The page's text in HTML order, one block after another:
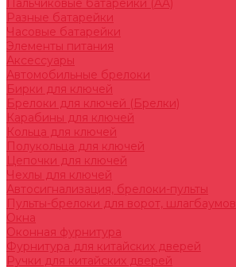
Пальчиковые батарейки (AA)
Разные батарейки
Часовые батарейки
Элементы питания
Аксессуары
Автомобильные брелоки
Бирки для ключей
Брелоки для ключей (Брелки)
Карабины для ключей
Кольца для ключей
Полукольца для ключей
Цепочки для ключей
Чехлы для ключей
Автосигнализация, брелоки-пульты
Пульты-брелоки для ворот, шлагбаумов
Окна
Оконная фурнитура
Фурнитура для китайских дверей
Ручки для китайских дверей